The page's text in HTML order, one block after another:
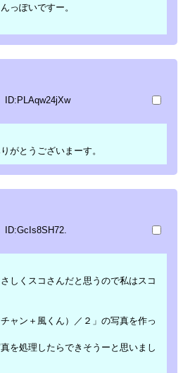
っぽいですー。
ID:PLAqw24jXw
がとうございまーす。
ID:GcIs8SH72.
しくスコさんだと思うので私はスコ
ャン＋風くん）／２」の写真を作っ
を処理したらできそうーと思いまし